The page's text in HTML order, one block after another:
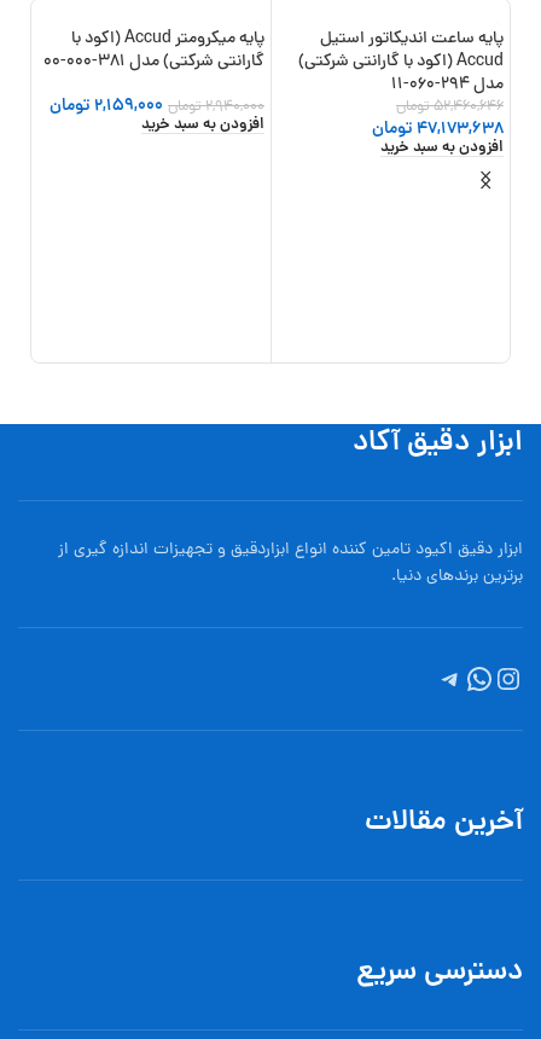
-10%
جدید
پایه ساعت اندیکاتور استیل
Accud (اکود با گارانتی شرکتی)
مدل 294-060-11
52,460,646تومان
47,173,638تومان
افزودن به سبد خرید
-27%
پایه میکرومتر Accud (اکود با
گارانتی شرکتی) مدل 381-000-00
2,940,000تومان 2,159,000تومان
افزودن به سبد خرید
ابزار دقیق آکاد
ابزار دقیق اکیود تامین کننده انواع ابزاردقيق و تجهيزات اندازه گیری از
برترین برندهای دنیا.
آخرین مقالات
دسترسی سریع